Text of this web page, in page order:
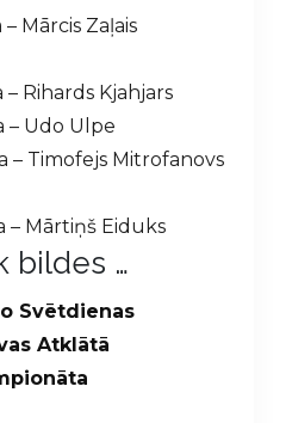
– Mārcis Zaļais
– Rihards Kjahjars
– Udo Ulpe
– Timofejs Mitrofanovs
– Mārtiņš Eiduks
bildes …
Svētdienas
Atklātā